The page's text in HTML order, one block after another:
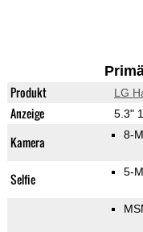
Produkt LG
Anzeige 5.3"
Kamera 8-
Selfie 5-